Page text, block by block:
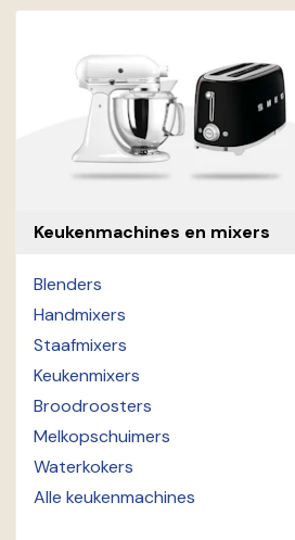
Keukenmachines en mixers
Blenders
Handmixers
Staafmixers
Keukenmixers
Broodroosters
Melkopschuimers
Waterkokers
Alle keukenmachines